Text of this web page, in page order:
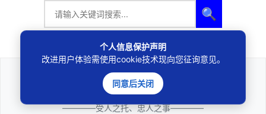
🔍
法律咨询
————受人之托、忠人之事————
个人信息保护声明
改进用户体验需使用cookie技术现向您征询意见。
同意后关闭